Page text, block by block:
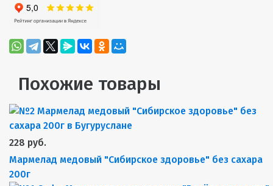
Похожие товары
228 руб.
Мармелад медовый "Сибирское здоровье" без сахара
200г